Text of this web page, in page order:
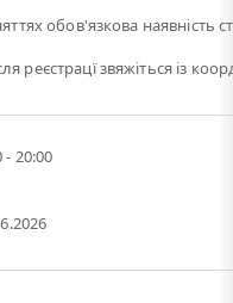
обов'язкова наявність
реєстрацї звяжіться із
- 20:00